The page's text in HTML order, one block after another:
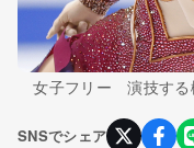
女子フリー 演技する
SNSでシェア